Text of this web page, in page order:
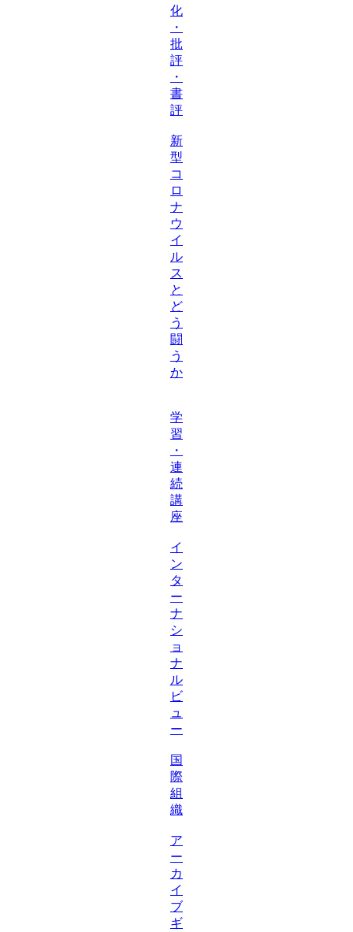
化
・
批
評
・
書
評
新
型
コ
ロ
ナ
ウ
イ
ル
ス
と
ど
う
闘
う
か
学
習
・
連
続
講
座
イ
ン
タ
ー
ナ
シ
ョ
ナ
ル
ビ
ュ
ー
国
際
組
織
ア
ー
カ
イ
ブ
ギ